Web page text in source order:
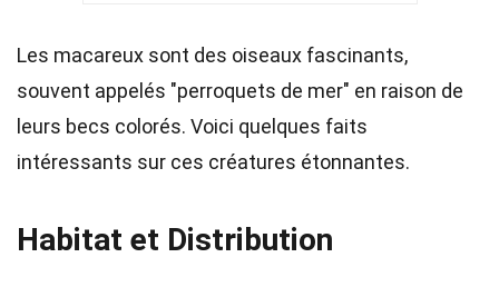
Les macareux sont des oiseaux fascinants,
souvent appelés "perroquets de mer" en raison de
leurs becs colorés. Voici quelques faits
intéressants sur ces créatures étonnantes.
Habitat et Distribution